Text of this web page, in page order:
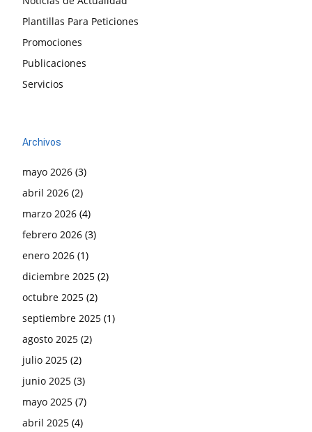
Plantillas Para Peticiones
Promociones
Publicaciones
Servicios
Archivos
mayo 2026 (3)
abril 2026 (2)
marzo 2026 (4)
febrero 2026 (3)
enero 2026 (1)
diciembre 2025 (2)
octubre 2025 (2)
septiembre 2025 (1)
agosto 2025 (2)
julio 2025 (2)
junio 2025 (3)
mayo 2025 (7)
abril 2025 (4)